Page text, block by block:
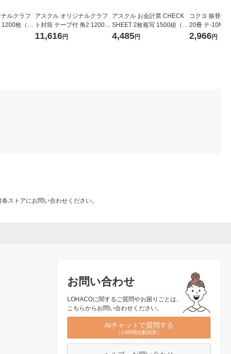
ルクラフ
1200枚（20
アスクル オリジナルクラフ
ト封筒 テープ付 角2 1200枚
1セット（6箱） オリジナル
11,616円
アスクル お会計票 CHECK
SHEET 2枚複写 1500組（30
4,485円
コクヨ 振替伝
20冊 テ-10N
2,966円
ストアにお問い合わせください。
お問い合わせ
LOHACOに関するご質問やお困りごとは、
こちらからお問い合わせください。
AIチャットで質問する
（24時間自動回答）